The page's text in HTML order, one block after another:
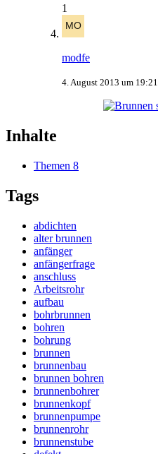
1
modfe
4. August 2013 um 19:21
Inhalte
Themen 8
Tags
abdichten
alter brunnen
anfänger
anfängerfrage
anschluss
Arbeitsrohr
aufbau
bohrbrunnen
bohren
bohrung
brunnen
brunnenbau
brunnen bohren
brunnenbohrer
brunnenkopf
brunnenpumpe
brunnenrohr
brunnenstube